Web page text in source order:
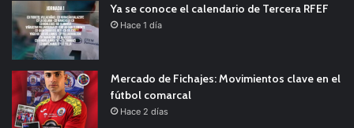
Ya se conoce el calendario de Tercera RFEF
Hace 1 día
Mercado de Fichajes: Movimientos clave en el
fútbol comarcal
Hace 2 días